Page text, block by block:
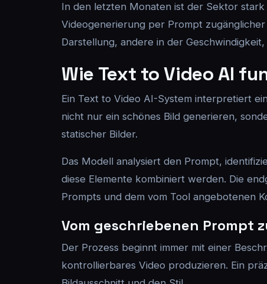
In den letzten Monaten ist der Sektor stark
Videogenerierung per Prompt
Darstellung, andere in der
Wie Text to Video AI
Ein Text to Video AI-System interpretiert
nicht nur ein schönes Bild generieren,
statischer Bilder.
Das Modell analysiert den Prompt,
diese Elemente kombiniert werden. Die
Prompts und dem vom Tool angebotenen
Vom geschriebenen Prompt
Der Prozess beginnt immer mit einer
kontrollierbares Video produzieren. Ein